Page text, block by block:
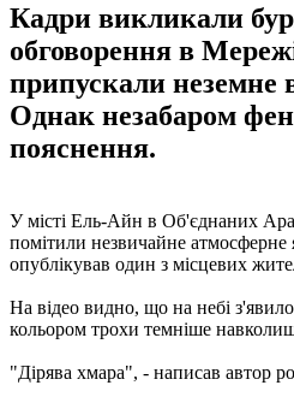
Кадри викликали
обговорення в
припускали неземне
Однак незабаром
пояснення.
У місті Ель-Айн в Об'єднаних
помітили незвичайне атмосферне
опублікував один з місцевих
На відео видно, що на небі
кольором трохи темніше
"Дірява хмара", - написав автор